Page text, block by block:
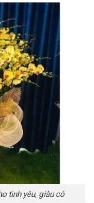
tình yêu, giàu có